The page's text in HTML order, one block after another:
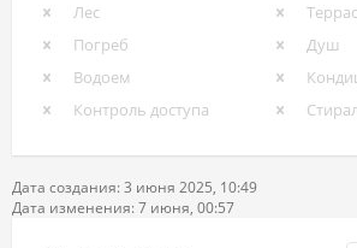
Лес
Погреб
Душ
Водоем
Контроль доступа
Дата создания: 3 июня 2025, 10:49
Дата изменения: 7 июня, 00:57